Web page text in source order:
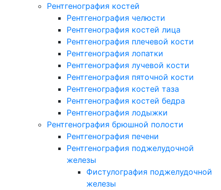
Рентгенография костей
Рентгенография челюсти
Рентгенография костей лица
Рентгенография плечевой кости
Рентгенография лопатки
Рентгенография лучевой кости
Рентгенография пяточной кости
Рентгенография костей таза
Рентгенография костей бедра
Рентгенография лодыжки
Рентгенография брюшной полости
Рентгенография печени
Рентгенография поджелудочной
железы
Фистулография поджелудочной
железы